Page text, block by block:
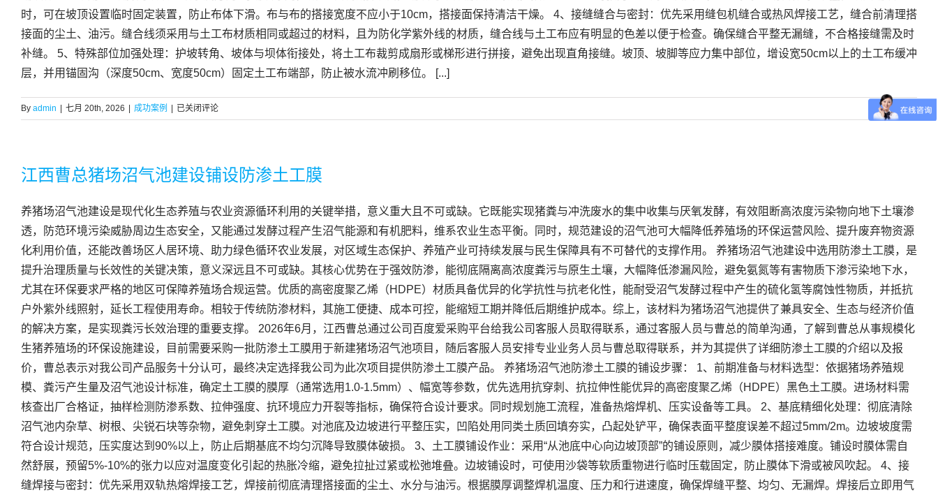
时，可在坡顶设置临时固定装置，防止布体下滑。布与布的搭接宽度不应小于10cm，搭接面保持清洁干燥。 4、接缝缝合与密封：优先采用缝包机缝合或热风焊接工艺，缝合前清理搭
接面的尘土、油污。缝合线须采用与土工布材质相同或超过的材料，且为防化学紫外线的材质，缝合线与土工布应有明显的色差以便于检查。确保缝合平整无漏缝，不合格接缝需及时
补缝。 5、特殊部位加强处理：护坡转角、坡体与坝体衔接处，将土工布裁剪成扇形或梯形进行拼接，避免出现直角接缝。坡顶、坡脚等应力集中部位，增设宽50cm以上的土工布缓冲
层，并用锚固沟（深度50cm、宽度50cm）固定土工布端部，防止被水流冲刷移位。 [...]
By admin 七月 20th, 2026 成功案例
泰
安
护
坡
程
铺
佳
路
通
纶
土
工
已关闭评论 Read More
江西曹总猪场沼气池建设铺设防渗土工膜
养猪场沼气池建设是现代化生态养殖与农业资源循环利用的关键举措，意义重大且不可或缺。它既能实现猪粪与冲洗废水的集中收集与厌氧发酵，有效阻断高浓度污染物向地下土壤渗
透，防范环境污染威胁周边生态安全，又能通过发酵过程产生沼气能源和有机肥料，维系农业生态平衡。同时，规范建设的沼气池可大幅降低养殖场的环保运营风险、提升废弃物资源
化利用价值，还能改善场区人居环境、助力绿色循环农业发展，对区域生态保护、养殖产业可持续发展与民生保障具有不可替代的支撑作用。 养猪场沼气池建设中选用防渗土工膜，是
提升治理质量与长效性的关键决策，意义深远且不可或缺。其核心优势在于强效防渗，能彻底隔离高浓度粪污与原生土壤，大幅降低渗漏风险，避免氨氮等有害物质下渗污染地下水，
尤其在环保要求严格的地区可保障养殖场合规运营。优质的高密度聚乙烯（HDPE）材质具备优异的化学抗性与抗老化性，能耐受沼气发酵过程中产生的硫化氢等腐蚀性物质，并抵抗
户外紫外线照射，延长工程使用寿命。相较于传统防渗材料，其施工便捷、成本可控，能缩短工期并降低后期维护成本。综上，该材料为猪场沼气池提供了兼具安全、生态与经济价值
的解决方案，是实现粪污长效治理的重要支撑。 2026年6月，江西曹总通过公司百度爱采购平台给我公司客服人员取得联系，通过客服人员与曹总的简单沟通，了解到曹总从事规模化
生猪养殖场的环保设施建设，目前需要采购一批防渗土工膜用于新建猪场沼气池项目，随后客服人员安排专业业务人员与曹总取得联系，并为其提供了详细防渗土工膜的介绍以及报
价，曹总表示对我公司产品服务十分认可，最终决定选择我公司为此次项目提供防渗土工膜产品。 养猪场沼气池防渗土工膜的铺设步骤： 1、前期准备与材料选型：依据猪场养殖规
模、粪污产生量及沼气池设计标准，确定土工膜的膜厚（通常选用1.0-1.5mm）、幅宽等参数，优先选用抗穿刺、抗拉伸性能优异的高密度聚乙烯（HDPE）黑色土工膜。进场材料需
核查出厂合格证，抽样检测防渗系数、拉伸强度、抗环境应力开裂等指标，确保符合设计要求。同时规划施工流程，准备热熔焊机、压实设备等工具。 2、基底精细化处理：彻底清除
沼气池内杂草、树根、尖锐石块等杂物，避免刺穿土工膜。对池底及边坡进行平整压实，凹陷处用同类土质回填夯实，凸起处铲平，确保表面平整度误差不超过5mm/2m。边坡坡度需
符合设计规范，压实度达到90%以上，防止后期基底不均匀沉降导致膜体破损。 3、土工膜铺设作业：采用“从池底中心向边坡顶部”的铺设原则，减少膜体搭接难度。铺设时膜体需自
然舒展，预留5%-10%的张力以应对温度变化引起的热胀冷缩，避免拉扯过紧或松弛堆叠。边坡铺设时，可使用沙袋等软质重物进行临时压载固定，防止膜体下滑或被风吹起。 4、接
缝焊接与密封：优先采用双轨热熔焊接工艺，焊接前彻底清理搭接面的尘土、水分与油污。根据膜厚调整焊机温度、压力和行进速度，确保焊缝平整、均匀、无漏焊。焊接后立即用气